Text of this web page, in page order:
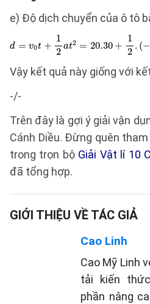
e) Độ dịch chuyển của ô tô
Vậy kết quả này giống với
-/-
Trên đây là gợi ý giải vận
Cánh Diều. Đừng quên
trong trọn bộ Giải Vật lí 10
đã tổng hợp.
GIỚI THIỆU VỀ TÁC GIẢ
Cao Linh
Cao Mỹ Linh
tải kiến
phần nâng